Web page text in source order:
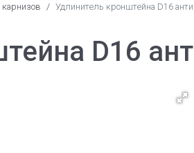
/ Удлинитель кронштейна D16
D16